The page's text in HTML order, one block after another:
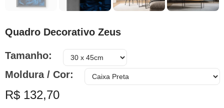
Quadro Decorativo Zeus
Tamanho
Moldura / Cor
R$ 132,70